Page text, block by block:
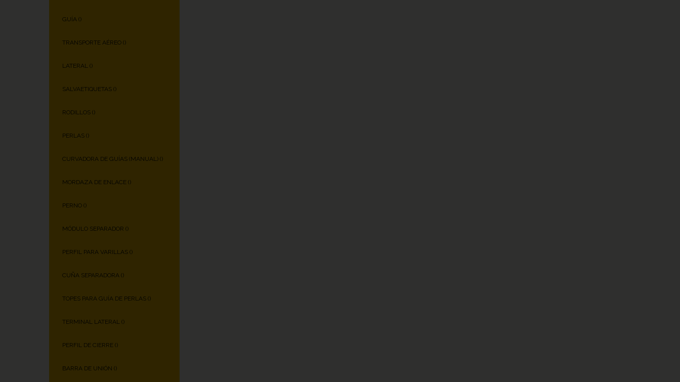
GUÍA ()
TRANSPORTE AÉREO ()
LATERAL ()
SALVAETIQUETAS ()
RODILLOS ()
PERLAS ()
CURVADORA DE GUÍAS (MANUAL) ()
MORDAZA DE ENLACE ()
PERNO ()
MÓDULO SEPARADOR ()
PERFIL PARA VARILLAS ()
CUÑA SEPARADORA ()
TOPES PARA GUÍA DE PERLAS ()
TERMINAL LATERAL ()
PERFIL DE CIERRE ()
BARRA DE UNIÓN ()